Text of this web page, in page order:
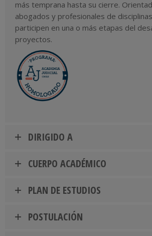
más temprana hasta su cierre.
abogados y profesionales de
participen en una o más etapas del
proyectos.
DIRIGIDO A
CUERPO ACADÉMICO
PLAN DE ESTUDIOS
POSTULACIÓN